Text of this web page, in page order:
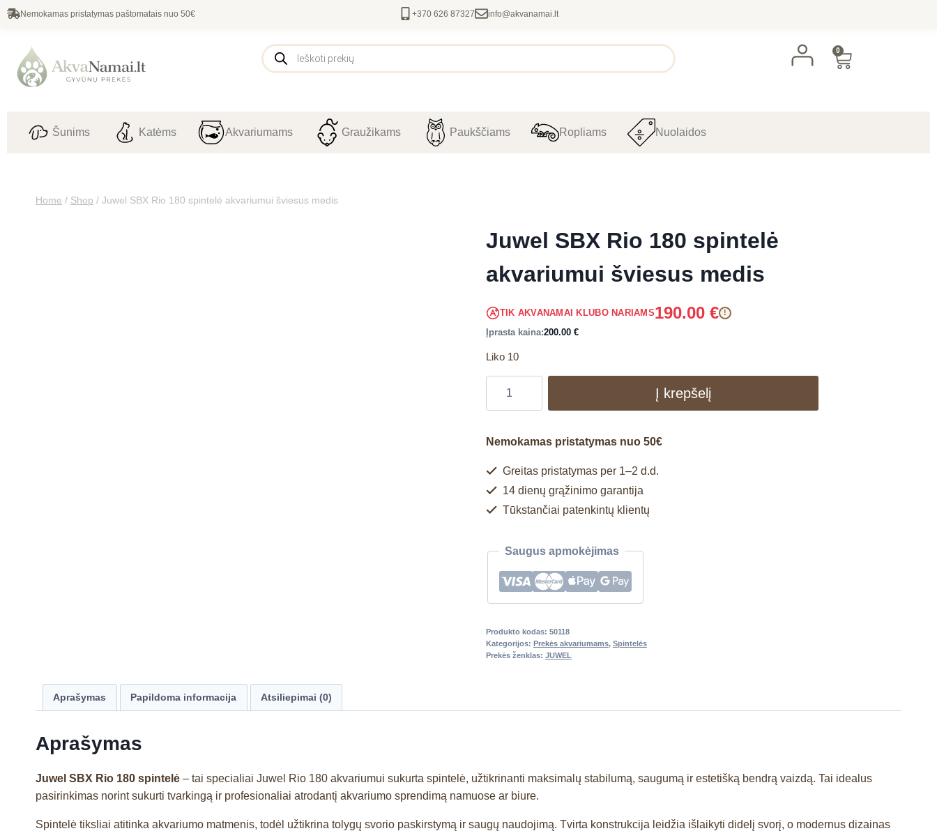
Nemokamas pristatymas paštomatais nuo 50€ +370 626 87327 info@akvanamai.lt
0
Šunims Katėms Akvariumams Graužikams Paukščiams Ropliams Nuolaidos
Home / Shop / Juwel SBX Rio 180 spintelė akvariumui šviesus medis
Juwel SBX Rio 180 spintelė
akvariumui šviesus medis
TIK AKVANAMAI KLUBO NARIAMS190.00 € !
Įprasta kaina:200.00 €
Liko 10
Į krepšelį
Nemokamas pristatymas nuo 50€
Greitas pristatymas per 1–2 d.d.
14 dienų grąžinimo garantija
Tūkstančiai patenkintų klientų
Saugus apmokėjimas
Produkto kodas: 50118
Kategorijos: Prekės akvariumams, Spintelės
Prekės ženklas: JUWEL
Aprašymas Papildoma informacija Atsiliepimai (0)
Aprašymas
Juwel SBX Rio 180 spintelė – tai specialiai Juwel Rio 180 akvariumui sukurta spintelė, užtikrinanti maksimalų stabilumą, saugumą ir estetišką bendrą vaizdą. Tai idealus
pasirinkimas norint sukurti tvarkingą ir profesionaliai atrodantį akvariumo sprendimą namuose ar biure.
Spintelė tiksliai atitinka akvariumo matmenis, todėl užtikrina tolygų svorio paskirstymą ir saugų naudojimą. Tvirta konstrukcija leidžia išlaikyti didelį svorį, o modernus dizainas